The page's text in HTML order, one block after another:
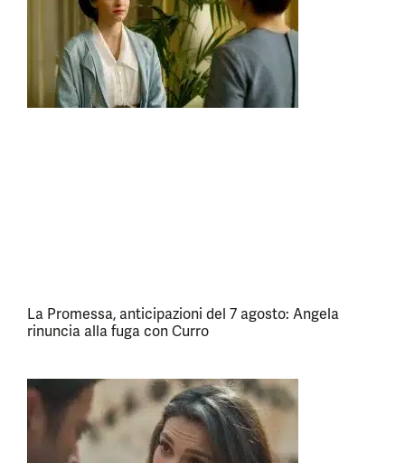
La Promessa, anticipazioni del 7 agosto: Angela
rinuncia alla fuga con Curro